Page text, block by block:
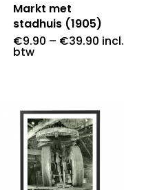
Markt met
stadhuis (1905)
€9.90 – €39.90 incl.
btw